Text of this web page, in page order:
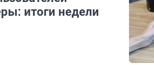
итоги недели